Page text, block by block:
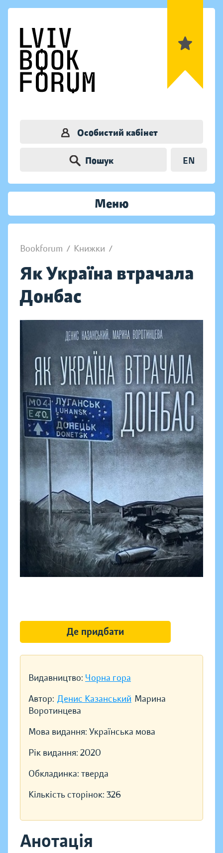
Особистий кабінет
Пошук EN
Меню
Bookforum / Книжки /
Як Україна втрачала
Донбас
Видавництво: Чорна гора
Автор: Денис Казанський Марина
Воротинцева
Мова видання: Українська мова
Рік видання: 2020
Обкладинка: тверда
Кількість сторінок: 326
Анотація
Де придбати